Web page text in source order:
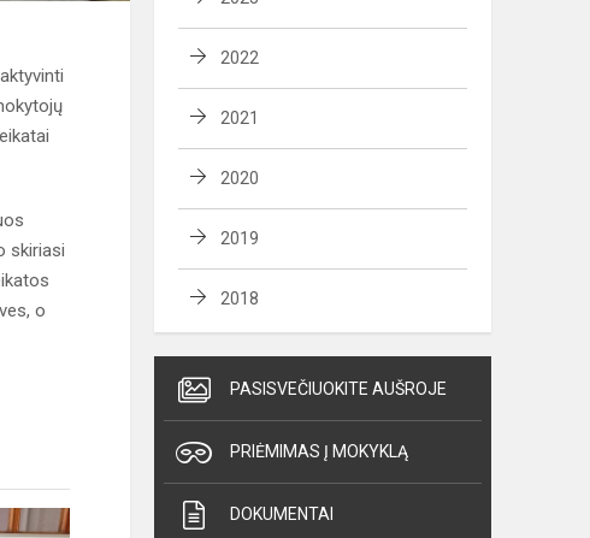
skiriasi
o
2022
2021
2020
2019
2018
PASISVEČIUOKITE AUŠROJE
PRIĖMIMAS Į MOKYKLĄ
DOKUMENTAI